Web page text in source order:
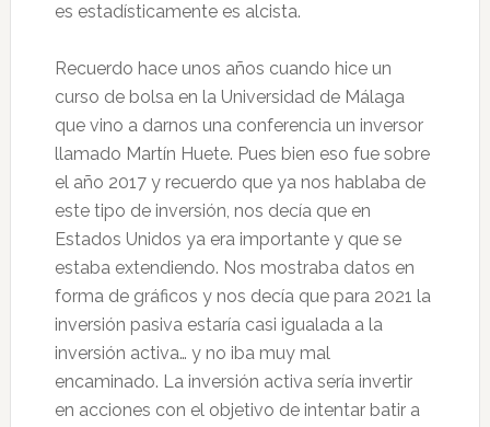
es estadísticamente es alcista.
Recuerdo hace unos años cuando hice un
curso de bolsa en la Universidad de Málaga
que vino a darnos una conferencia un inversor
llamado Martín Huete. Pues bien eso fue sobre
el año 2017 y recuerdo que ya nos hablaba de
este tipo de inversión, nos decía que en
Estados Unidos ya era importante y que se
estaba extendiendo. Nos mostraba datos en
forma de gráficos y nos decía que para 2021 la
inversión pasiva estaría casi igualada a la
inversión activa… y no iba muy mal
encaminado. La inversión activa sería invertir
en acciones con el objetivo de intentar batir a